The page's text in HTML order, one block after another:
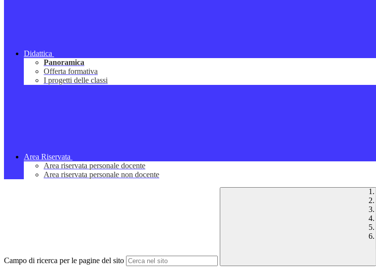
Didattica
Panoramica
Offerta formativa
I progetti delle classi
Area Riservata
Area riservata personale docente
Area riservata personale non docente
Campo di ricerca per le pagine del sito